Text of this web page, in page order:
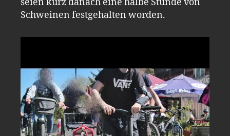
Schweinen festgehalten worden.